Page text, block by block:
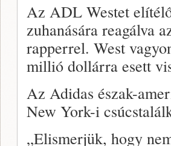
Az ADL Westet
zuhanására reagálva
rapperrel. West
millió dollárra esett
Az Adidas észak-
New York-i
„Elismerjük, hogy